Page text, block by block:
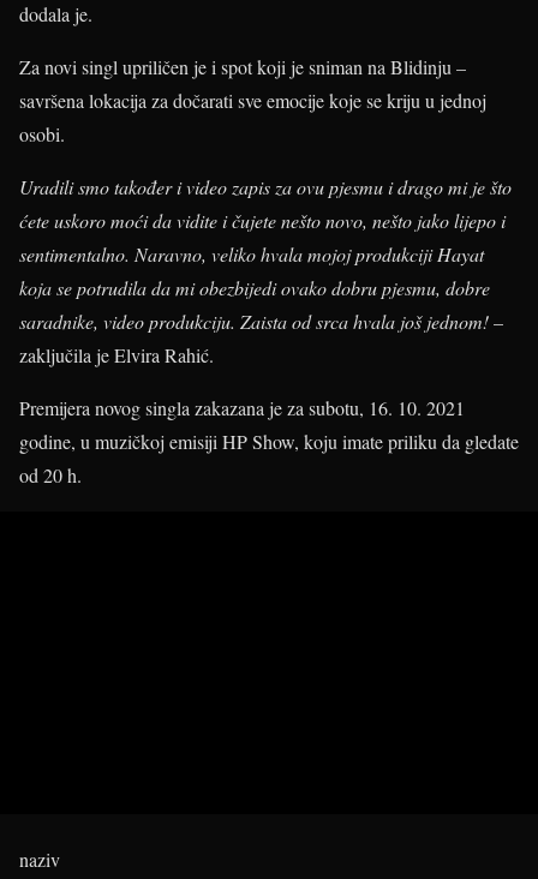
dodala je.
Za novi singl upriličen je i spot koji je sniman na Blidinju –
savršena lokacija za dočarati sve emocije koje se kriju u jednoj
osobi.
Uradili smo također i video zapis za ovu pjesmu i drago mi je što
ćete uskoro moći da vidite i čujete nešto novo, nešto jako lijepo i
sentimentalno. Naravno, veliko hvala mojoj produkciji Hayat
koja se potrudila da mi obezbijedi ovako dobru pjesmu, dobre
saradnike, video produkciju. Zaista od srca hvala još jednom!–
zaključila je Elvira Rahić.
Premijera novog singla zakazana je za subotu, 16. 10. 2021
godine, u muzičkoj emisiji HP Show, koju imate priliku da gledate
od 20 h.
naziv